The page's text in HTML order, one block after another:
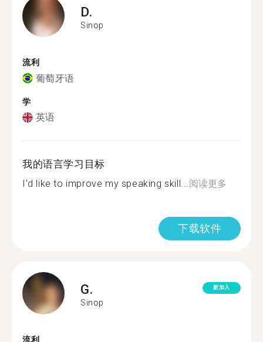
D.
Sinop
流利
葡萄牙语
学
英语
我的语言学习目标
I'd like to improve my speaking skill...阅读更多
下载软件
G.
Sinop
新加入
流利